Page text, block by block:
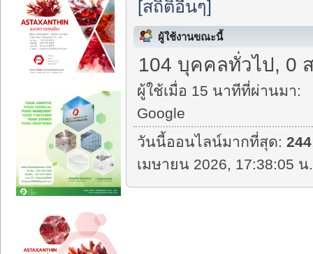
[สถิติอื่นๆ]
ผู้ใช้งานขณะนี้
104 บุคคลทั่วไป, 0
ผู้ใช้เมื่อ 15 นาทีที่ผ่านมา:
Google
วันนี้ออนไลน์มากที่สุด:244
เมษายน 2026, 17:38:05 น